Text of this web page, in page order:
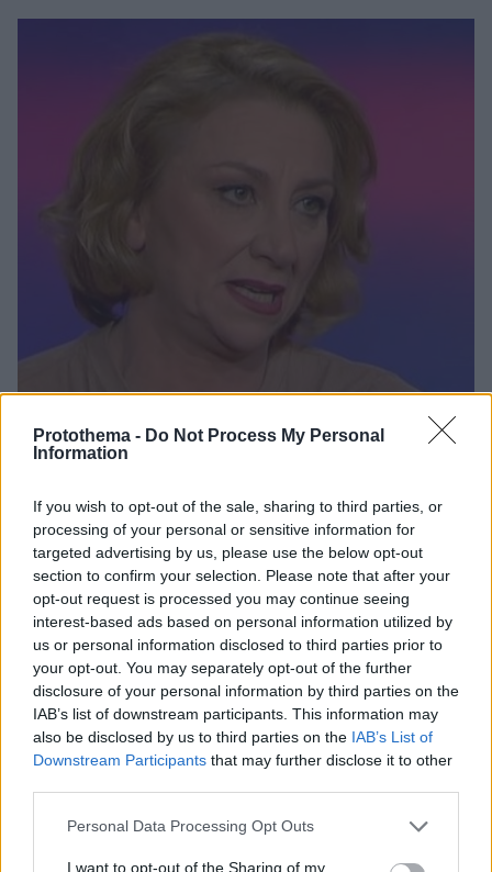
Protothema - Do Not Process My Personal
Information
If you wish to opt-out of the sale, sharing to third parties, or
processing of your personal or sensitive information for
targeted advertising by us, please use the below opt-out
section to confirm your selection. Please note that after your
opt-out request is processed you may continue seeing
interest-based ads based on personal information utilized by
us or personal information disclosed to third parties prior to
your opt-out. You may separately opt-out of the further
disclosure of your personal information by third parties on the
IAB’s list of downstream participants. This information may
also be disclosed by us to third parties on the IAB’s List of
Downstream Participants that may further disclose it to other
Please note that this website/app uses one or more Google
not limited to your visit or usage behaviour. You may click to
Personal Data Processing Opt Outs
I want to opt-out of the Sharing of my
Ήταν βαρύ που ήμουν η κόρη του Ντίνου Ηλιόπουλου,
ακόμα ψάχνω την ταυτότητά μου, είπε η Χίλντα
Ηλιοπούλου
Έχω ακούσει πάνω στην πρόβα ότι ποτέ δεν θα γίνω
σαν τον πατέρα μου, τόνισε η ηθοποιός
26.04.2025, 08:23